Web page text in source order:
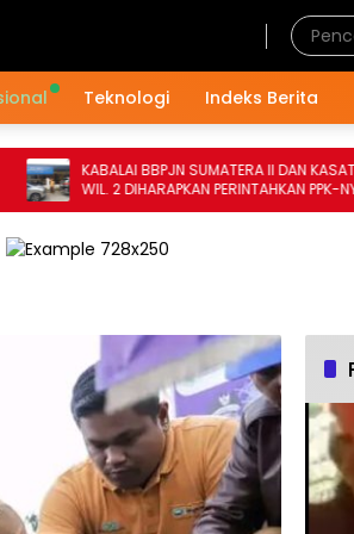
Teknologi Indeks Berita
KABALAI BBPJN SUMATERA II DAN KASATKER
WIL. 2 DIHARAPKAN PERINTAHKAN PPK-NYA
MEMPERBAIKI DRAINASE DI RUAS JALAN
2024